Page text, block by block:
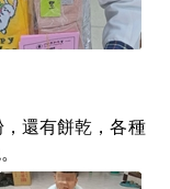
還有餅乾，各種